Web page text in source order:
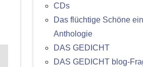
CDs
Das flüchtige Schöne
Anthologie
DAS GEDICHT
DAS GEDICHT blog-